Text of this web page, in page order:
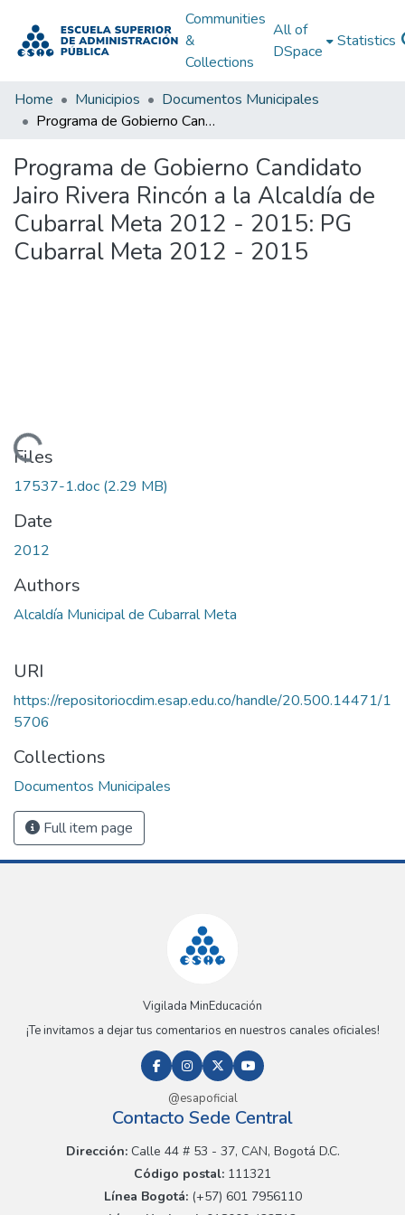
Communities
&
Collections
All of
DSpace
Statistics
Home Municipios
Documentos Municipales
Programa de Gobierno Candidato Jairo Rivera Rincón a la Alcaldía de Cubarral Meta 2012 - 2015: PG Cubarral Meta 2012 - 2015
Programa de Gobierno Candidato
Jairo Rivera Rincón a la Alcaldía de
Cubarral Meta 2012 - 2015: PG
Cubarral Meta 2012 - 2015
Loading...
Files
17537-1.doc (2.29 MB)
Date
2012
Authors
Alcaldía Municipal de Cubarral Meta
URI
https://repositoriocdim.esap.edu.co/handle/20.500.14471/1
5706
Collections
Documentos Municipales
Full item page
Vigilada MinEducación
¡Te invitamos a dejar tus comentarios en nuestros canales oficiales!
@esapoficial
Contacto Sede Central
Dirección:Calle 44 # 53 - 37, CAN, Bogotá D.C.
Código postal: 111321
Línea Bogotá:(+57) 601 7956110